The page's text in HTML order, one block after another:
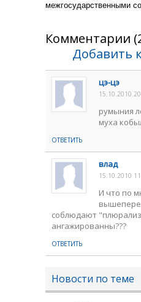
межгосударственными
Комментарии
Добавить
цэ-цэ
15.10.2010
румыния
муха
ОТВЕТИТЬ
влад
15.10.2010
И что по
соблюдают
ангажированны???
ОТВЕТИТЬ
Новости по теме